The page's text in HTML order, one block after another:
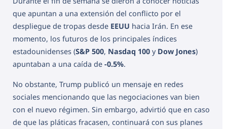
que apuntan a una extensión del conflicto por el
despliegue de tropas desde EEUU hacia Irán. En ese
momento, los futuros de los principales índices
estadounidenses (S&P 500, Nasdaq 100 y Dow Jones)
apuntaban a una caída de -0.5%.
No obstante, Trump publicó un mensaje en redes
sociales mencionando que las negociaciones van bien
con el nuevo régimen. Sin embargo, advirtió que en caso
de que las pláticas fracasen, continuará con sus planes